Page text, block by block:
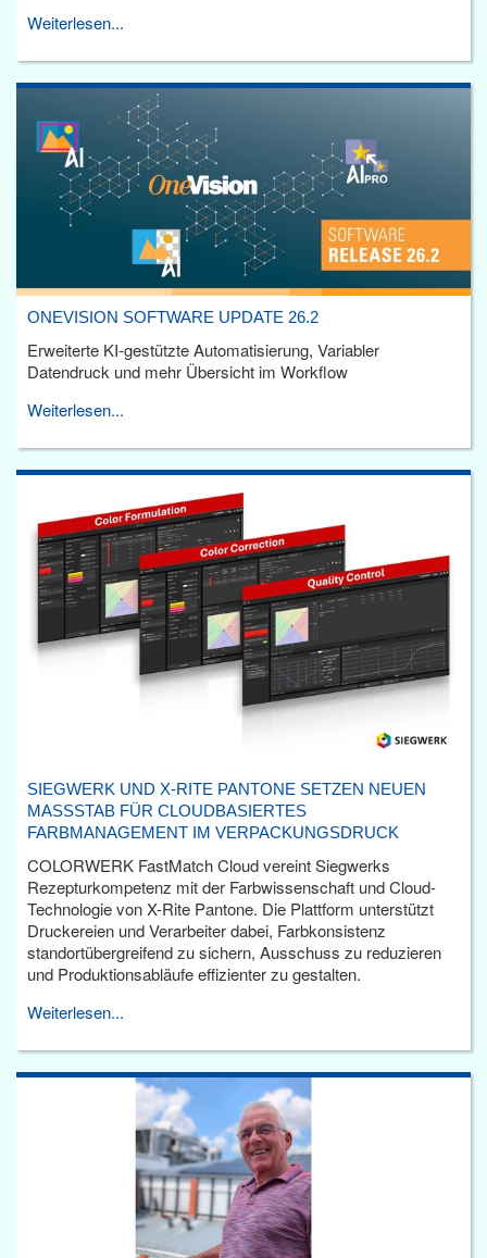
Weiterlesen...
ONEVISION SOFTWARE UPDATE 26.2
Erweiterte KI-gestützte Automatisierung, Variabler
Datendruck und mehr Übersicht im Workflow
Weiterlesen...
SIEGWERK UND X-RITE PANTONE SETZEN NEUEN
MASSSTAB FÜR CLOUDBASIERTES F
ARBMANAGEMENT IM VERPACKUNGSDRUCK
COLORWERK FastMatch Cloud vereint Siegwerks
Rezepturkompetenz mit der Farbwissenschaft und Cloud-
Technologie von X-Rite Pantone. Die Plattform unterstützt
Druckereien und Verarbeiter dabei, Farbkonsistenz
standortübergreifend zu sichern, Ausschuss zu reduzieren
und Produktionsabläufe effizienter zu gestalten.
Weiterlesen...